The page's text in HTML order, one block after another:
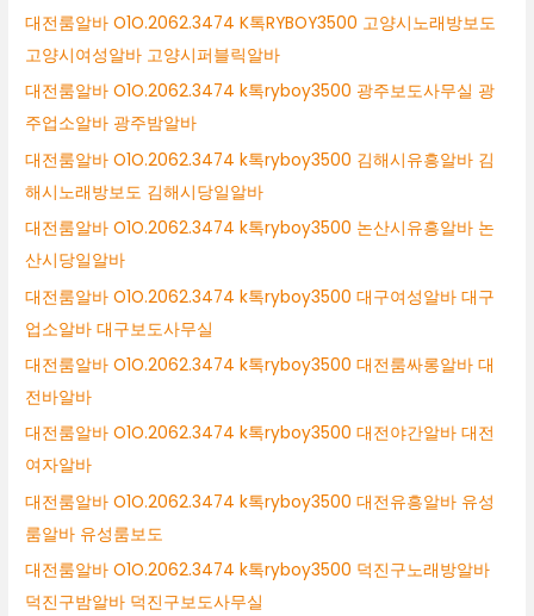
대전룸알바 O1O.2062.3474 K톡RYBOY3500 고양시노래방보도
고양시여성알바 고양시퍼블릭알바
대전룸알바 O1O.2062.3474 k톡ryboy3500 광주보도사무실 광
주업소알바 광주밤알바
대전룸알바 O1O.2062.3474 k톡ryboy3500 김해시유흥알바 김
해시노래방보도 김해시당일알바
대전룸알바 O1O.2062.3474 k톡ryboy3500 논산시유흥알바 논
산시당일알바
대전룸알바 O1O.2062.3474 k톡ryboy3500 대구여성알바 대구
업소알바 대구보도사무실
대전룸알바 O1O.2062.3474 k톡ryboy3500 대전룸싸롱알바 대
전바알바
대전룸알바 O1O.2062.3474 k톡ryboy3500 대전야간알바 대전
여자알바
대전룸알바 O1O.2062.3474 k톡ryboy3500 대전유흥알바 유성
룸알바 유성룸보도
대전룸알바 O1O.2062.3474 k톡ryboy3500 덕진구노래방알바
덕진구밤알바 덕진구보도사무실